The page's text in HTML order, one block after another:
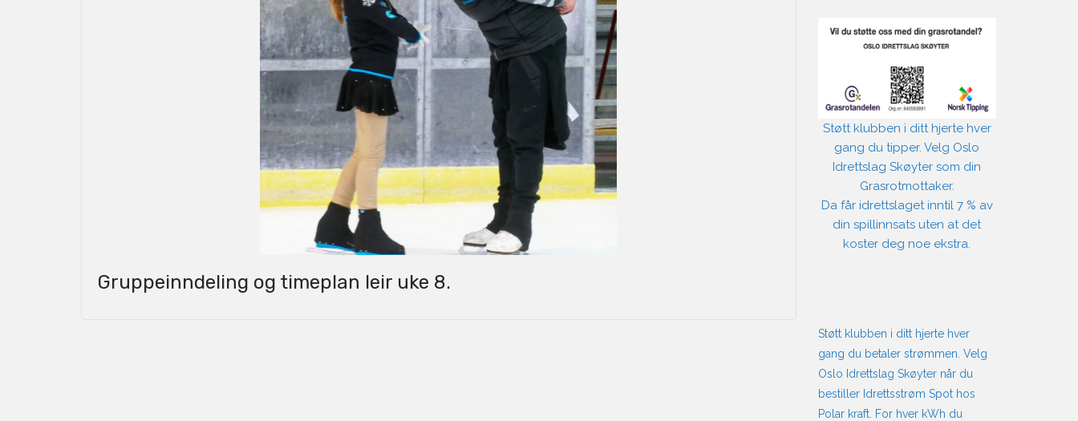
Gruppeinndeling og timeplan leir uke 8.
Støtt klubben i ditt hjerte hver
gang du tipper. Velg Oslo
Idrettslag Skøyter som din
Grasrotmottaker.
Da får idrettslaget inntil 7 % av
din spillinnsats uten at det
koster deg noe ekstra.
Støtt klubben i ditt hjerte hver
gang du betaler strømmen. Velg
Oslo Idrettslag Skøyter når du
bestiller Idrettsstrøm Spot hos
Polar kraft. For hver kWh du